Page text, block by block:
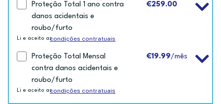
Proteção Total 1 ano contra
danos acidentais e
roubo/furto
€259.00
Li e aceito ascondições contratuais
Proteção Total Mensal
contra danos acidentais e
roubo/furto
€19.99/mês
Li e aceito ascondições contratuais